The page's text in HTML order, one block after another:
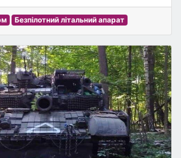
Безпілотний літальний апарат